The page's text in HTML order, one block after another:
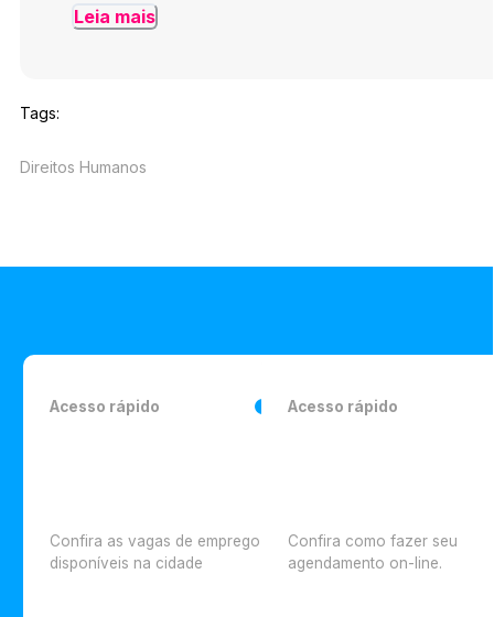
Leia mais
Tags:
Direitos Humanos
Acesso rápido
Confira as vagas de emprego
disponíveis na cidade
Acesso rápido
Confira como fazer seu
agendamento on-line.